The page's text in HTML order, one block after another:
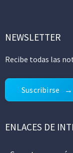
NEWSLETTER
Recibe todas las
Suscribirse
ENLACES DE